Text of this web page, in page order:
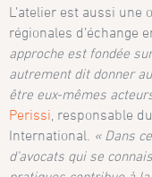
L’atelier est aussi
régionales d’échange
approche est fondée
autrement dit donner
être eux-mêmes
Perissi , responsable
International. « Dans
d’avocats qui se